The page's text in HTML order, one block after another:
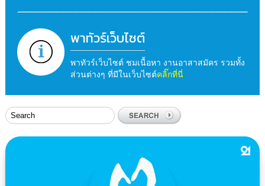
พาทัวร์เว็บไซต์
พาทัวร์เว็บไซต์ ชมเนื้อหา งานอาสาสมัคร รวมทั้ง
ส่วนต่างๆ ที่มีในเว็บไซต์คลิ๊กที่นี่